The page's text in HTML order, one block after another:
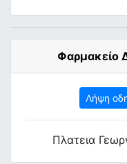
Λήψη
Πλατεια